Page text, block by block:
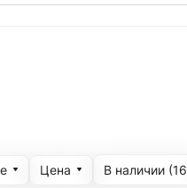
Цена В наличии (16